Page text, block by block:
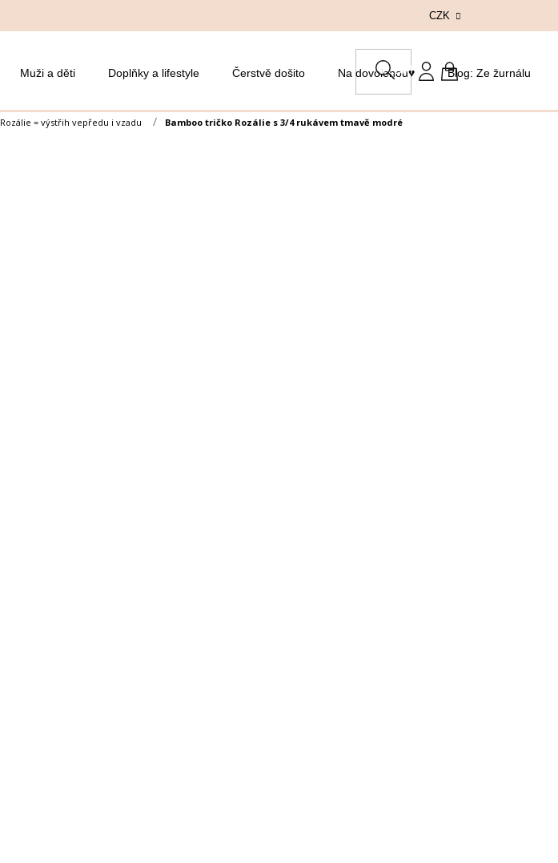
CZK
HLEDAT
NÁKUPNÍ
Muži a děti Doplňky a lifestyle Čerstvě došito Na dovolenou♥ Blog: Ze žurnálu
Rozálie = výstřih vepředu i vzadu Bamboo tričko Rozálie s 3/4 rukávem tmavě modré